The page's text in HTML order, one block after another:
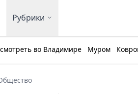
Рубрики
во Владимире Муром